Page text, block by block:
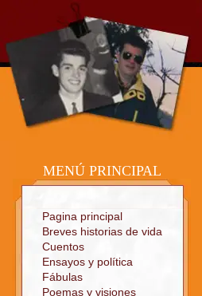
Sitio oficial
MENÚ PRINCIPAL
Pagina principal
Breves historias de vida
Cuentos
Ensayos y política
Fábulas
Poemas y visiones